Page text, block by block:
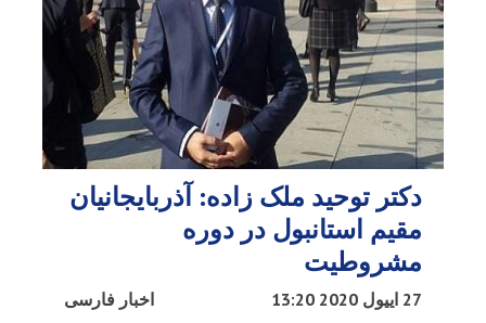
دکتر توحید ملک زاده: آذربایجانیان
مقیم استانبول در دوره
مشروطیت
اخبار فارسی 27 اییول 2020 13:20